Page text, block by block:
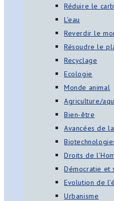
Réduire le
L’eau
Reverdir le
Résoudre le
Recyclage
Ecologie
Monde animal
Agriculture/
Bien-être
Avancées de
Droits de
Démocratie et
Evolution de
Urbanisme